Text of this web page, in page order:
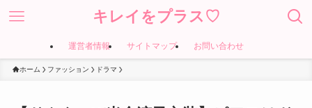
キレイをプラス♡
運営者情報 サイトマップ お問い合わせ
ホーム ファッション ドラマ